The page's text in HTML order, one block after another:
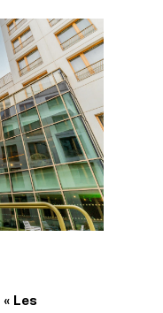
« Les